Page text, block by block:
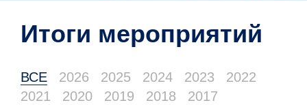
Итоги мероприятий
ВСЕ 2026 2025 2024 2023
2022
2021
2020 2019 2018 2017